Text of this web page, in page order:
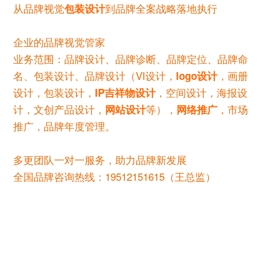
从品牌视觉包装设计到品牌全案战略落地执行
企业的品牌视觉管家
业务范围：品牌设计、品牌诊断、品牌定位、品牌命
名、包装设计、品牌设计（VI设计， logo设计，画册
设计，包装设计， IP吉祥物设计，空间设计，海报设
计，文创产品设计， 网站设计等）， 网络推广 ，市场
推广，品牌年度管理。
多更团队一对一服务，助力品牌新发展
全国品牌咨询热线：19512151615（王总监）